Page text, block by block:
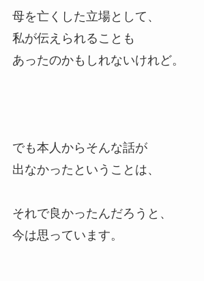
母を亡くした立場として、
私が伝えられることも
あったのかもしれないけれど。
でも本人からそんな話が
出なかったということは、
それで良かったんだろうと、
今は思っています。